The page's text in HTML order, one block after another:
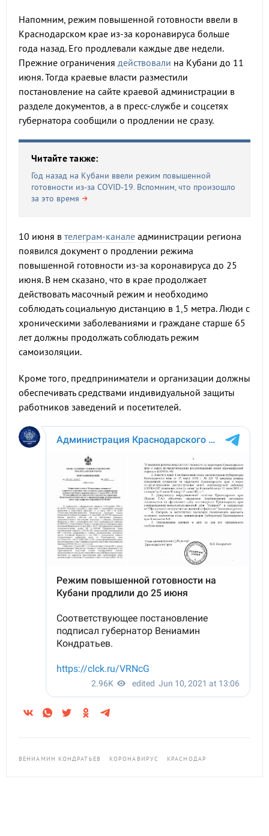
Напомним, режим повышенной готовности ввели в
Краснодарском крае из-за коронавируса больше
года назад. Его продлевали каждые две недели.
Прежние ограничения действовали на Кубани до 11
июня. Тогда краевые власти разместили
постановление на сайте краевой администрации в
разделе документов, а в пресс-службе и соцсетях
губернатора сообщили о продлении не сразу.
Читайте также:
Год назад на Кубани ввели режим повышенной
готовности из-за COVID-19. Вспомним, что произошло
за это время
10 июня в телеграм-канале администрации региона
появился документ о продлении режима
повышенной готовности из-за коронавируса до 25
июня. В нем сказано, что в крае продолжает
действовать масочный режим и необходимо
соблюдать социальную дистанцию в 1,5 метра. Люди с
хроническими заболеваниями и граждане старше 65
лет должны продолжать соблюдать режим
самоизоляции.
Кроме того, предприниматели и организации должны
обеспечивать средствами индивидуальной защиты
работников заведений и посетителей.
ВЕНИАМИН КОНДРАТЬЕВ КОРОНАВИРУС КРАСНОДАР